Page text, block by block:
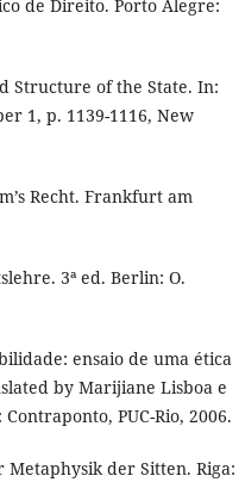
de Direito. Porto Alegre:
Structure of the State. In:
1, p. 1139-1116, New
Recht. Frankfurt am
3ª ed. Berlin: O.
ensaio de uma ética
by Marijiane Lisboa e
PUC-Rio, 2006.
der Sitten. Riga: